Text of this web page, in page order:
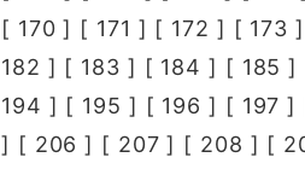
[ 170 ] [ 171 ] [ 172 ] [ 173
182 ] [ 183 ] [ 184 ] [ 185 ]
194 ] [ 195 ] [ 196 ] [ 197 ]
] [ 206 ] [ 207 ] [ 208 ] [